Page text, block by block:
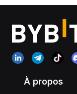
À propos